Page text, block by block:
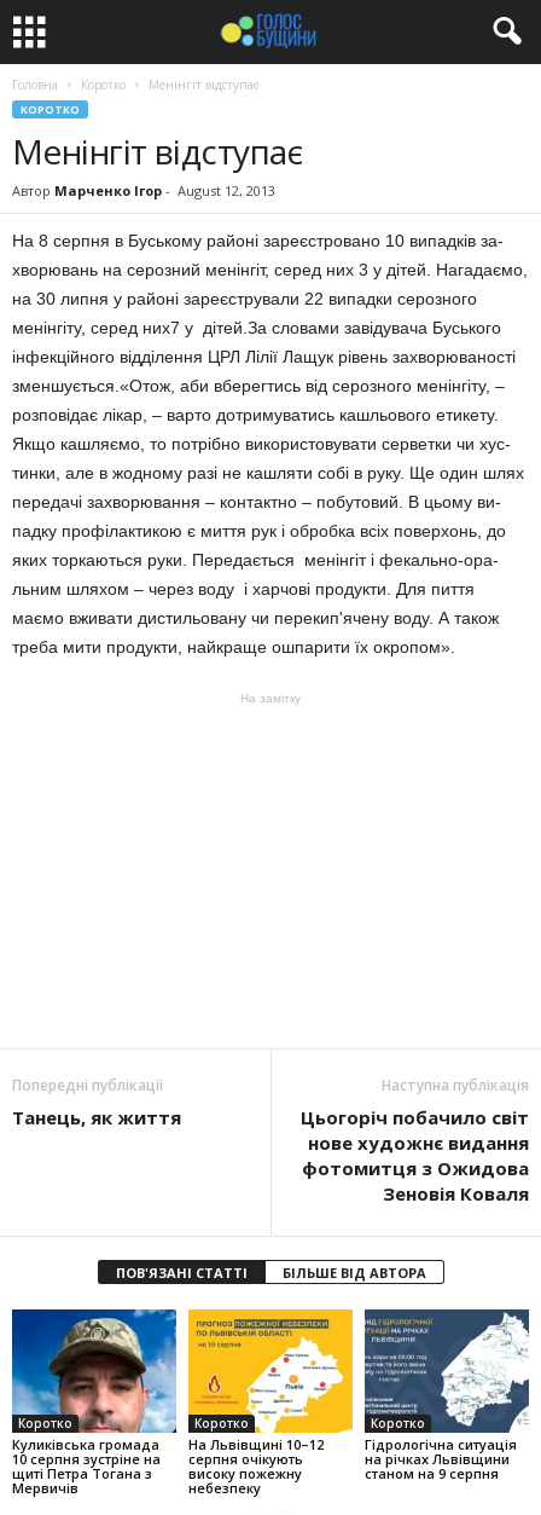
Головна Коротко Менінгіт відступає
КОРОТКО
Менінгіт відступає
Автор Марченко Ігор - August 12, 2013
На 8 серпня в Бусь­кому районі зареєстровано 10 ви­падків за­
хво­рювань на се­розний менінгіт, серед них 3 у дітей. Нагадаємо,
на 30 липня у ра­йоні зареєстрували 22 випадки сероз­ного
менінгіту, серед них7 у дітей.За словами завідувача Бу­ського
інфекцій­ного відділен­ня ЦРЛ Лілії Лащук рівень за­хворюваності
зменшується.«Отож, аби вберег­тись від се­роз­ного менінгіту, –
розпо­ві­дає лікар, – варто дотри­муватись кашльового етикету.
Якщо каш­ля­є­мо, то потрібно ви­користовувати сер­ветки чи хус­
тинки, але в жод­ному разі не кашляти собі в руку. Ще один шлях
передачі захворю­вання – контактно – побуто­вий. В цьому ви­
падку профілактикою є мит­тя рук і обробка всіх по­верхонь, до
яких торкаються руки. Пере­дається ме­нінгіт і фе­кально-ора­
льним шляхом – через воду і харчові про­дукти. Для пиття
маємо вжива­ти дистильовану чи переки­п'я­чену воду. А також
треба мити про­дукти, найкраще ошпарити їх окропом».
На замітку
Попередні публікації
Танець, як життя
Наступна публікація
Цьогоріч побачило світ
нове художнє видання
фотомитця з Ожидова
Зеновія Коваля
ПОВ'ЯЗАНІ СТАТТІ БІЛЬШЕ ВІД АВТОРА
Коротко
Куликівська громада
10 серпня зустріне на
щиті Петра Тогана з
Мервичів
Коротко
На Львівщині 10–12
серпня очікують
високу пожежну
небезпеку
Коротко
Гідрологічна ситуація
на річках Львівщини
станом на 9 серпня